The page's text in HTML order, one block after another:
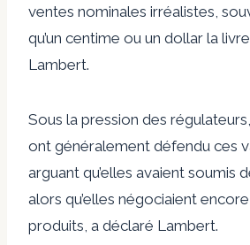
ventes nominales irréalistes,
qu’un centime ou un dollar la
Lambert.
Sous la pression des
ont généralement défendu ces
arguant qu’elles avaient soumis
alors qu’elles négociaient
produits, a déclaré Lambert.